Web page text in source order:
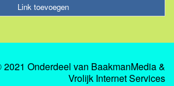
Link toevoegen
Onderdeel van BaakmanMedia&
Vrolijk Internet Services